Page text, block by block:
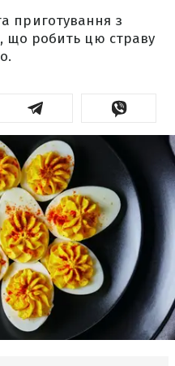
приготування з
що робить цю страву